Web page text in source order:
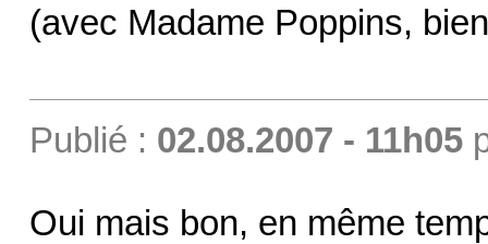
(avec Madame Poppins,
Publié : 02.08.2007 - 11h05
Oui mais bon, en même